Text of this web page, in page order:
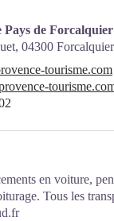
Pays de
04300 Forcalquier
tourisme.com
en voiture,
Tous les